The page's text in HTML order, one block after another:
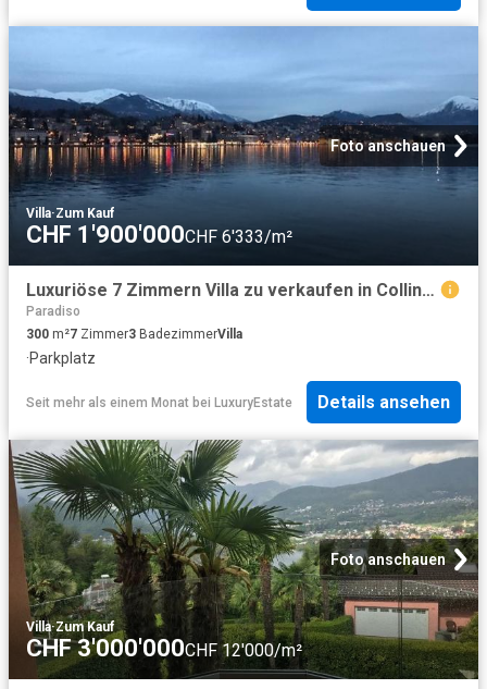
Foto anschauen
Villa·Zum Kauf
CHF 1'900'000CHF 6'333/m²
Luxuriöse 7 Zimmern Villa zu verkaufen in Collina d'Oro, Schweiz
Paradiso
300 m²7 Zimmer3 BadezimmerVilla
·Parkplatz
Seit mehr als einem Monat bei LuxuryEstate Details ansehen
Foto anschauen
Villa·Zum Kauf
CHF 3'000'000CHF 12'000/m²